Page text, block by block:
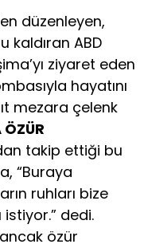
düzenleyen,
kaldıran ABD
ziyaret eden
hayatını
mezara çelenk
takip ettiği bu
“Buraya
ruhları bize
dedi.
ancak özür